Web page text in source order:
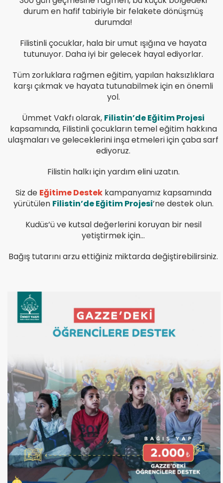
durum en hafif tabiriyle bir felakete dönüşmüş
durumda!
Filistinli çocuklar, hala bir umut ışığına ve hayata
tutunuyor. Daha iyi bir gelecek hayal ediyorlar.
Tüm zorluklara rağmen eğitim, yapılan haksızlıklara
karşı çıkmak ve hayata tutunabilmek için en önemli
yol.
Ümmet Vakfı olarak, Filistin’de Eğitim Projesi
kapsamında, Filistinli çocukların temel eğitim hakkına
ulaşmaları ve geleceklerini inşa etmeleri için çaba sarf
ediyoruz.
Filistin halkı için yardım elini uzatın.
Siz de Eğitime Destekkampanyamız kapsamında
yürütülen Filistin’de Eğitim Projesi’ne destek olun.
Kudüs’ü ve kutsal değerlerini koruyan bir nesil
yetiştirmek için…
Bağış tutarını arzu ettiğiniz miktarda değiştirebilirsiniz.